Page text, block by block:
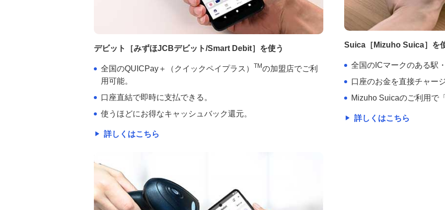
デビット［みずほJCBデビット/Smart Debit］を使う
全国のQUICPay＋（クイックペイプラス） TMの加盟店でご利
用可能。
口座直結で即時に支払できる。
使うほどにお得なキャッシュバック還元。
詳しくはこちら
Suica［Mizuho Suica］を
全国のICマークのある駅
口座のお金を直接チャー
Mizuho Suicaのご利用で
詳しくはこちら